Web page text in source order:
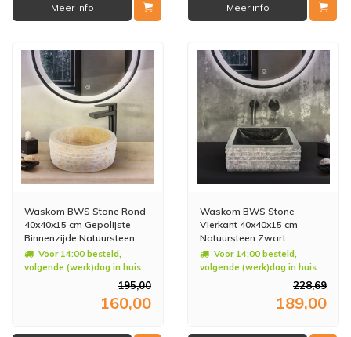
Meer info Meer info
Waskom BWS Stone Rond
40x40x15 cm Gepolijste
Binnenzijde Natuursteen
CremeVoor 14:00 besteld,
volgende (werk)dag in huis
195,00
160,00
Waskom BWS Stone
Vierkant 40x40x15 cm
Natuursteen Zwart
Voor 14:00 besteld,
volgende (werk)dag in huis
228,69
189,00